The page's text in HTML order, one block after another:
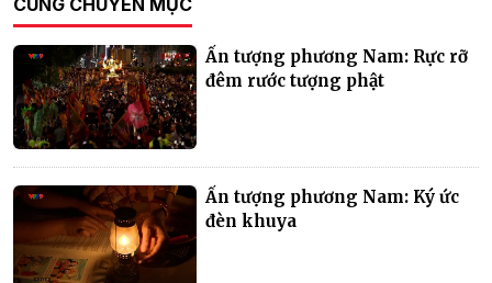
CÙNG CHUYÊN MỤC
Ấn tượng phương Nam: Rực rỡ
đêm rước tượng phật
Ấn tượng phương Nam: Ký ức
đèn khuya